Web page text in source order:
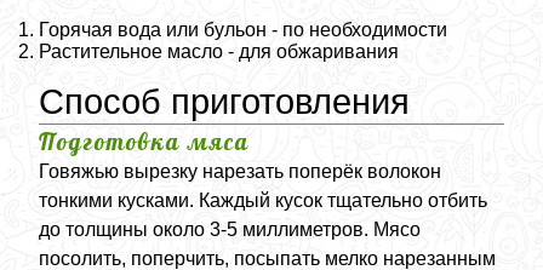
Горячая вода или бульон - по необходимости
Растительное масло - для обжаривания
Способ приготовления
Подготовка мяса
Говяжью вырезку нарезать поперёк волокон
тонкими кусками. Каждый кусок тщательно отбить
до толщины около 3-5 миллиметров. Мясо
посолить, поперчить, посыпать мелко нарезанным